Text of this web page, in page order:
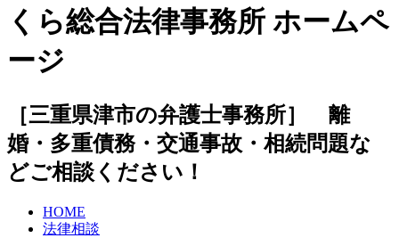
くら総合法律事務所 ホームペ
ージ
［三重県津市の弁護士事務所］ 離
婚・多重債務・交通事故・相続問題な
どご相談ください！
HOME
法律相談